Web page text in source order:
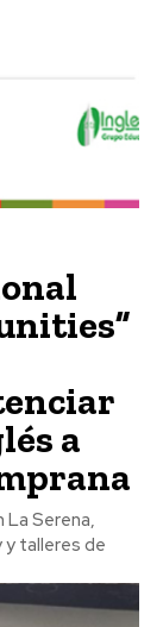
a
La Serena,
y talleres de